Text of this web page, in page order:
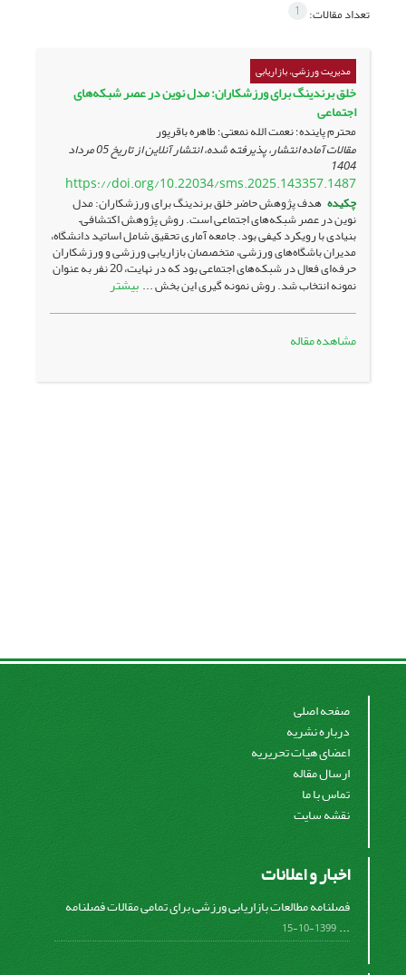
تعداد مقالات: 1
مدیریت ورزشی، بازاریابی
خلق برندینگ برای ورزشکاران: مدل نوین در عصر شبکه‌های
اجتماعی
محترم پاینده؛ نعمت الله نمعتی؛ طاهره باقرپور
مقالات آماده انتشار، پذیرفته شده، انتشار آنلاین از تاریخ 05 مرداد
1404
https://doi.org/10.22034/sms.2025.143357.1487
چکیده هدف پژوهش حاضر خلق برندینگ برای ورزشکاران: مدل
نوین در عصر شبکه‌های اجتماعی است. روش پژوهش اکتشافی–
بنیادی با رویکرد کیفی بود. جامعه آماری تحقیق شامل اساتید دانشگاه،
مدیران باشگاه‌های ورزشی، متخصصان بازاریابی ورزشی و ورزشکاران
حرفه‌ای فعال در شبکه‌های اجتماعی بود که در نهایت، 20 نفر به عنوان
نمونه انتخاب شد. روش نمونه گیری این بخش ... بیشتر
مشاهده مقاله
صفحه اصلی
درباره نشریه
اعضای هیات تحریریه
ارسال مقاله
تماس با ما
نقشه سایت
اخبار و اعلانات
فصلنامه مطالعات بازاریابی ورزشی برای تمامی مقالات فصلنامه
...
1399-10-15